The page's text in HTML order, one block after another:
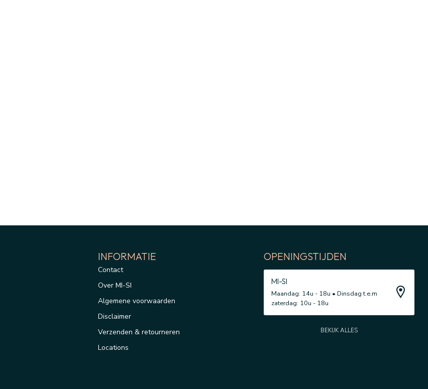
INFORMATIE
Contact
Over MI-SI
Algemene voorwaarden
Disclaimer
Verzenden & retourneren
Locations
OPENINGSTIJDEN
MI-SI
Maandag: 14u - 18u • Dinsdag t.e.m
zaterdag: 10u - 18u
BEKIJK ALLES